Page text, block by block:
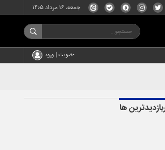
جمعه، ۱۶ مرداد ۱۴۰۵
عضویت | ورود
ها